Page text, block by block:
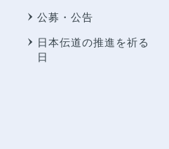
公募・公告
日本伝道の推進を祈る
日